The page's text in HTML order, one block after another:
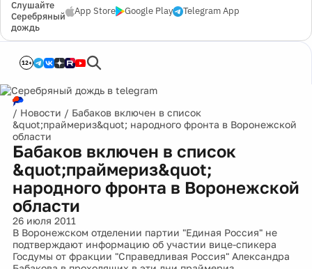
Слушайте
Серебряный
дождь
App Store Google Play Telegram App
12+
/ Новости / Бабаков включен в список
&quot;праймериз&quot; народного фронта в Воронежской
области
Бабаков включен в список
&quot;праймериз&quot;
народного фронта в Воронежской
области
26 июля 2011
В Воронежском отделении партии "Единая Россия" не
подтверждают информацию об участии вице-спикера
Госдумы от фракции "Справедливая Россия" Александра